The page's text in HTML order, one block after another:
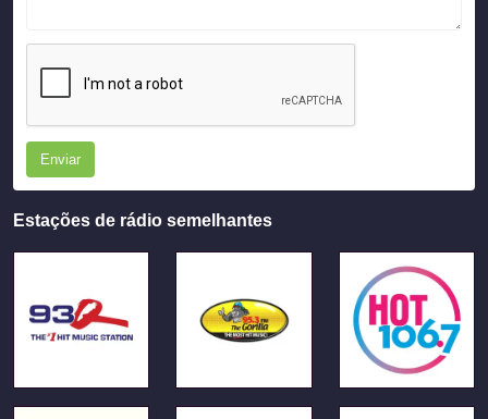
Enviar
Estações de rádio semelhantes